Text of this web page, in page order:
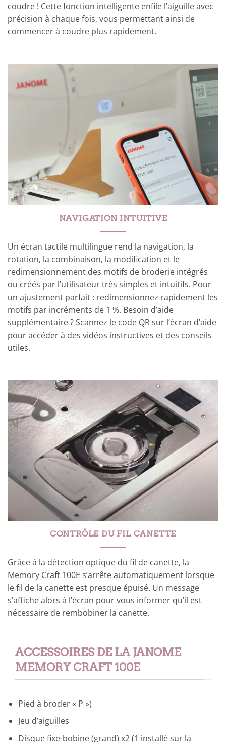
coudre ! Cette fonction intelligente enfile l’aiguille avec
précision à chaque fois, vous permettant ainsi de
commencer à coudre plus rapidement.
NAVIGATION INTUITIVE
Un écran tactile multilingue rend la navigation, la
rotation, la combinaison, la modification et le
redimensionnement des motifs de broderie intégrés
ou créés par l’utilisateur très simples et intuitifs. Pour
un ajustement parfait : redimensionnez rapidement les
motifs par incréments de 1 %. Besoin d’aide
supplémentaire ? Scannez le code QR sur l’écran d’aide
pour accéder à des vidéos instructives et des conseils
utiles.
CONTRÔLE DU FIL CANETTE
Grâce à la détection optique du fil de canette, la
Memory Craft 100E s’arrête automatiquement lorsque
le fil de la canette est presque épuisé. Un message
s’affiche alors à l’écran pour vous informer qu’il est
nécessaire de rembobiner la canette.
ACCESSOIRES DE LA JANOME
MEMORY CRAFT 100E
Pied à broder « P »)
Jeu d’aiguilles
Disque fixe-bobine (grand) x2 (1 installé sur la